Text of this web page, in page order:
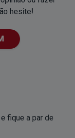
hesite!
fique a par de